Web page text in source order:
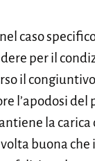
caso
per il
il
l’apodosi
la carica
buona